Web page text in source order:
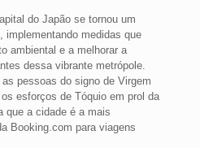
do Japão se tornou um
implementando medidas que
ambiental e a melhorar a
dessa vibrante metrópole.
pessoas do signo de Virgem
esforços de Tóquio em prol da
que a cidade é a mais
Booking.com para viagens